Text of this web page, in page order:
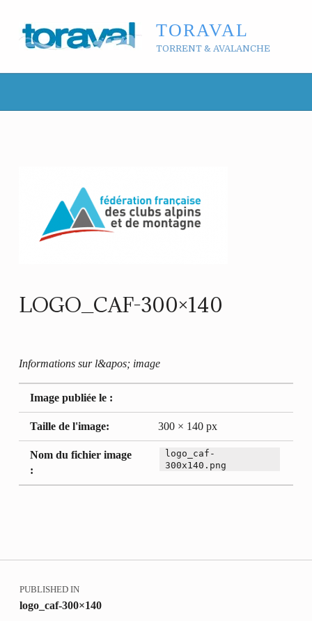
TORAVAL
TORRENT & AVALANCHE
LOGO_CAF-300×140
Informations sur l&apos; image
Image publiée le :
Taille de l'image: 300 × 140 px
Nom du fichier image
:
logo_caf-
300x140.png
Navigation de l’article
PUBLISHED IN
logo_caf-300×140